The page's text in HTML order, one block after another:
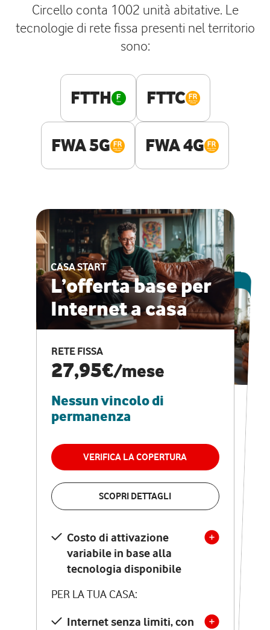
Circello conta 1002 unità abitative. Le
tecnologie di rete fissa presenti nel territorio
sono:
FTTH FTTC
FWA 5G FWA 4G
CASA START
L’offerta base per
Internet a casa
RETE FISSA
27,95€/mese
Nessun vincolo di
permanenza
VERIFICA LA COPERTURA
SCOPRI DETTAGLI
Costo di attivazione
variabile in base alla
tecnologia disponibile
PER LA TUA CASA:
Internet senza limiti, con
ESCLUSIVA ONLINE
CASA PRO
Internet veloce e
vantaggi speciali
RETE FISSA + VODAFONE CLUB
29,95€
permanenza
VERIFICA LA COPERTURA
Costo di attivazione
variabile in base alla
tecnologia disponibile
PER LA TUA CASA:
Internet senza limiti, con
la migliore tecnologia